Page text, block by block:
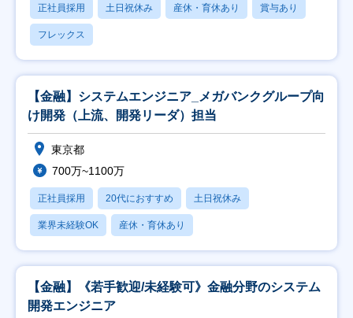
正社員採用 土日祝休み 産休・育休あり 賞与あり
フレックス
【金融】システムエンジニア_メガバンクグループ向
け開発（上流、開発リーダ）担当
東京都
700万~1100万
正社員採用 20代におすすめ 土日祝休み
業界未経験OK 産休・育休あり
【金融】《若手歓迎/未経験可》金融分野のシステム
開発エンジニア